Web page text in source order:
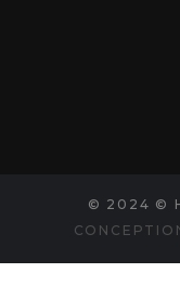
© 2024 ©